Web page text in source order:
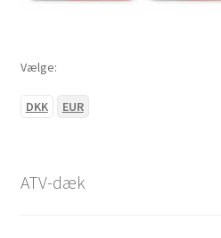
Vælge:
DKK EUR
ATV-dæk